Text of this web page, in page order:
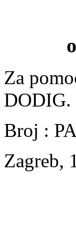
Za
DODIG.
Broj :
Zagreb,